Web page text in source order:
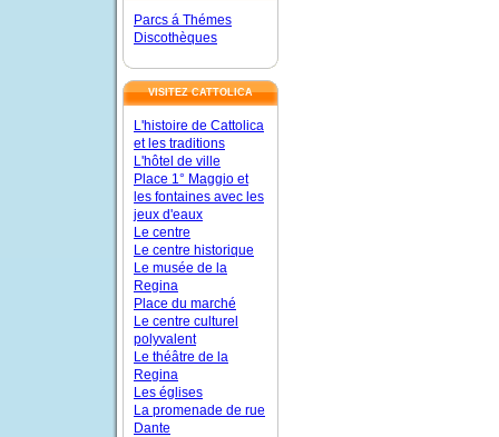
Parcs á Thémes
Discothèques
VISITEZ CATTOLICA
L'histoire de Cattolica
et les traditions
L'hôtel de ville
Place 1° Maggio et
les fontaines avec les
jeux d'eaux
Le centre
Le centre historique
Le musée de la
Regina
Place du marché
Le centre culturel
polyvalent
Le théâtre de la
Regina
Les églises
La promenade de rue
Dante